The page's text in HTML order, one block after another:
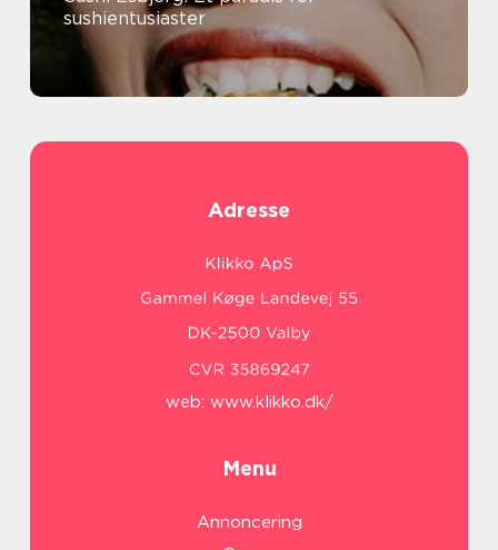
sushientusiaster
Adresse
web: www.klikko.dk/
Menu
Annoncering